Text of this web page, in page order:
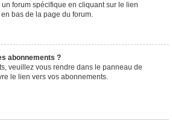
forum spécifique en cliquant sur le lien
bas de la page du forum.
abonnements ?
veuillez vous rendre dans le panneau de
le lien vers vos abonnements.